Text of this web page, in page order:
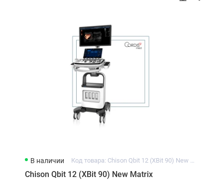
В наличии
Chison Qbit 12 (XBit 90) New Matrix